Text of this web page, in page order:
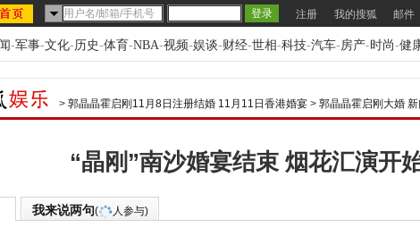
注册 我的搜狐 邮件
-军事-文化-历史-体育-NBA-视频-娱谈-财经-世相-科技-汽车-房产-时尚-健
> 郭晶晶霍启刚11月8日注册结婚 11月11日香港婚宴 > 郭晶晶霍启刚大婚 新
“晶刚”南沙婚宴结束 烟花汇演开
我来说两句( 人参与)